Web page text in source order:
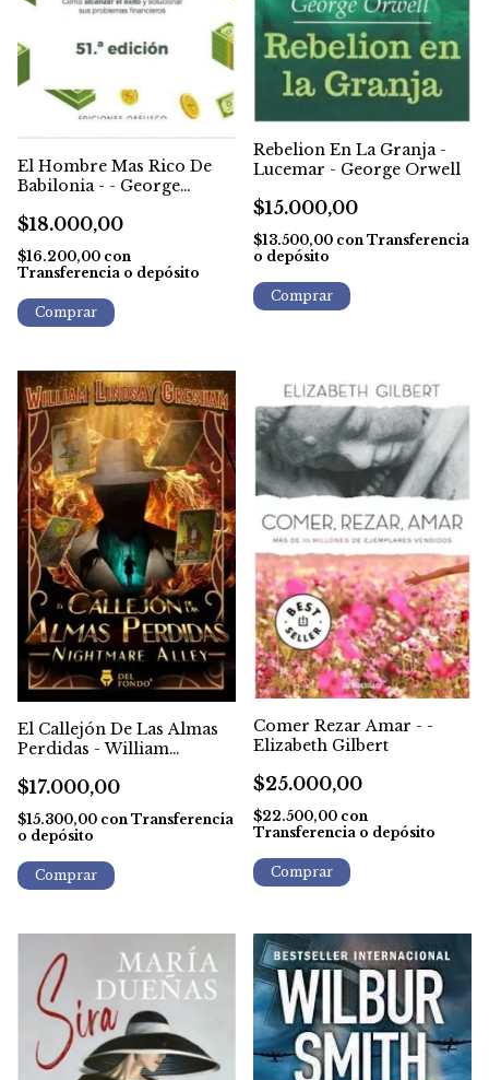
El Hombre Mas Rico De
Babilonia - - George
$18.000,00
$16.200,00 con
Transferencia o depósito
Rebelion En La Granja -
Lucemar - George Orwell
$15.000,00
$13.500,00 con Transferencia
o depósito
El Callejón De Las Almas
Perdidas - William
$17.000,00
$15.300,00 con Transferencia
o depósito
Comer Rezar Amar - -
Elizabeth Gilbert
$25.000,00
$22.500,00 con
Transferencia o depósito